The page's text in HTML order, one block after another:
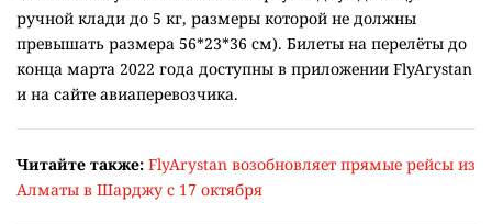
ручной клади до 5 кг, размеры которой не должны
превышать размера 56*23*36 см). Билеты на перелёты до
конца марта 2022 года доступны в приложении FlyArystan
и на сайте авиаперевозчика.
Читайте также: FlyArystan возобновляет прямые рейсы из
Алматы в Шарджу с 17 октября